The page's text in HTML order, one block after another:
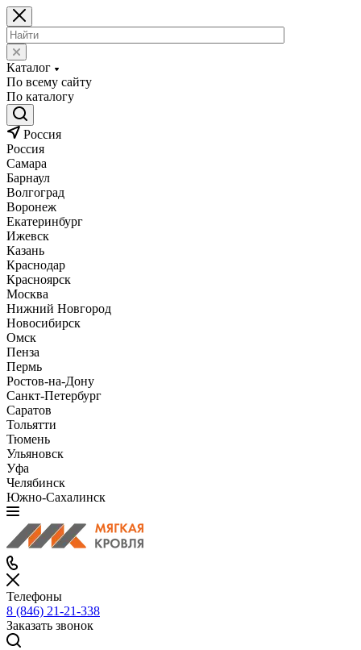
Каталог
По всему сайту
По каталогу
Россия
Россия
Самара
Барнаул
Волгоград
Воронеж
Екатеринбург
Ижевск
Казань
Краснодар
Красноярск
Москва
Нижний Новгород
Новосибирск
Омск
Пенза
Пермь
Ростов-на-Дону
Санкт-Петербург
Саратов
Тольятти
Тюмень
Ульяновск
Уфа
Челябинск
Южно-Сахалинск
Телефоны
8 (846) 21-21-338
Заказать звонок